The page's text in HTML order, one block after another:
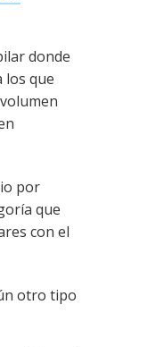
donde
los que
por
que
con el
otro tipo